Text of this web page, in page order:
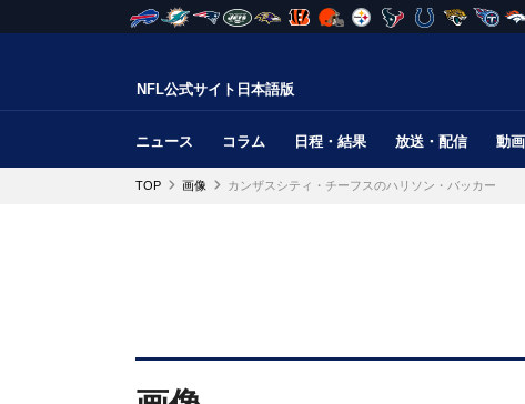
NFL公式サイト日本語版
ニュース コラム 日程・結果 放送・配信 動画
TOP 画像 カンザスシティ・チーフスのハリソン・バッカー